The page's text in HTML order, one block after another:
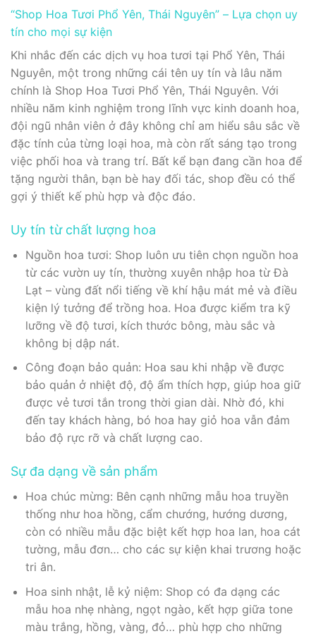
“Shop Hoa Tươi Phổ Yên, Thái Nguyên” – Lựa chọn uy
tín cho mọi sự kiện
Khi nhắc đến các dịch vụ hoa tươi tại Phổ Yên, Thái
Nguyên, một trong những cái tên uy tín và lâu năm
chính là Shop Hoa Tươi Phổ Yên, Thái Nguyên. Với
nhiều năm kinh nghiệm trong lĩnh vực kinh doanh hoa,
đội ngũ nhân viên ở đây không chỉ am hiểu sâu sắc về
đặc tính của từng loại hoa, mà còn rất sáng tạo trong
việc phối hoa và trang trí. Bất kể bạn đang cần hoa để
tặng người thân, bạn bè hay đối tác, shop đều có thể
gợi ý thiết kế phù hợp và độc đáo.
Uy tín từ chất lượng hoa
Nguồn hoa tươi: Shop luôn ưu tiên chọn nguồn hoa
từ các vườn uy tín, thường xuyên nhập hoa từ Đà
Lạt – vùng đất nổi tiếng về khí hậu mát mẻ và điều
kiện lý tưởng để trồng hoa. Hoa được kiểm tra kỹ
lưỡng về độ tươi, kích thước bông, màu sắc và
không bị dập nát.
Công đoạn bảo quản: Hoa sau khi nhập về được
bảo quản ở nhiệt độ, độ ẩm thích hợp, giúp hoa giữ
được vẻ tươi tắn trong thời gian dài. Nhờ đó, khi
đến tay khách hàng, bó hoa hay giỏ hoa vẫn đảm
bảo độ rực rỡ và chất lượng cao.
Sự đa dạng về sản phẩm
Hoa chúc mừng: Bên cạnh những mẫu hoa truyền
thống như hoa hồng, cẩm chướng, hướng dương,
còn có nhiều mẫu đặc biệt kết hợp hoa lan, hoa cát
tường, mẫu đơn… cho các sự kiện khai trương hoặc
tri ân.
Hoa sinh nhật, lễ kỷ niệm: Shop có đa dạng các
mẫu hoa nhẹ nhàng, ngọt ngào, kết hợp giữa tone
màu trắng, hồng, vàng, đỏ… phù hợp cho những